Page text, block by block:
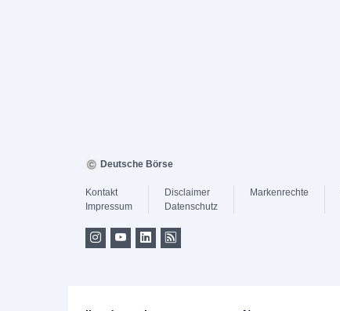
Deutsche Börse
Kontakt
Impressum
Disclaimer
Datenschutz
Markenrechte